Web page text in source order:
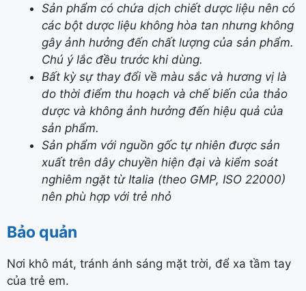
Sản phẩm có chứa dịch chiết dược liệu nên có
các bột dược liệu không hòa tan nhưng không
gây ảnh hưởng đến chất lượng của sản phẩm.
Chú ý lắc đều trước khi dùng.
Bất kỳ sự thay đổi về màu sắc và hương vị là
do thời điểm thu hoạch và chế biến của thảo
dược và không ảnh hưởng đến hiệu quả của
sản phẩm.
Sản phẩm với nguồn gốc tự nhiên được sản
xuất trên dây chuyền hiện đại và kiểm soát
nghiêm ngặt từ Italia (theo GMP, ISO 22000)
nên phù hợp với trẻ nhỏ
Bảo quản
Nơi khô mát, tránh ánh sáng mặt trời, để xa tầm tay
của trẻ em.